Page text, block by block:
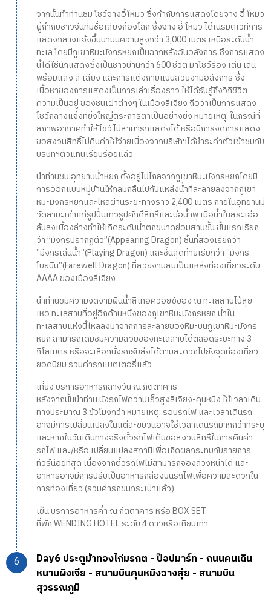
จากนั้นทำท่านชม โชว์จางอี้โหมว ซึ่งกำกับการแสดงโดยจาง อี้ โหมว
ผู้กำกับชาวจีนที่มีชื่อเสียงก้องโลก ซึ่งจาง อี้ โหมว ได้เนรมิตเวทีการ
แสดงกลางแจ้งขึ้นมาบนความสูงกว่า 3,000 เมตร เหนือระดับน้ำ
ทะเล โดยมีภูเขาหิมะมังกรหยกเป็นฉากหลังอันอลังการ ซึ่งการแสดง
นี้ได้ใช้นักแสดงซึ่งเป็นชาวบ้านกว่า 600 ชีวิต มาโชว์ร้อง เต้น เล่น
พร้อมแสง สี เสียง และการแต่งกายแบบสวยงามอลังการ ซึ่ง
เนื้อหาของการแสดงเป็นการเล่าเรื่องราว ให้ได้รับรู้ถึงวิถีชีวิต
ความเป็นอยู่ ของชนเผ่าต่างๆ ในเมืองลี่เจียง ถือว่าเป็นการแสดง
โชว์กลางแจ้งที่ยิ่งใหญ่ตระการตาเป็นอย่างยิ่ง หมายเหตุ: ในกรณีที่
สภาพอากาศทำให้โชว์ไม่สามารถแสดงได้ หรือมีการงดการแสดง
ขอสงวนสิทธิ์ไม่คืนค่าใช้จ่ายเนื่องจากบริษัทฯได้ชำระค่าตั๋วเข้าชมกับ
บริษัทฯตัวแทนเรียบร้อยแล้ว
นำท่านชม อุทยานน้ำหยก ตั้งอยู่ไม่ไกลจากภูเขาหิมะมังกรหยกโดยมี
การออกแบบหมู่บ้านให้กลมกลืนไปกับแหล่งน้ำที่ละลายลงจากภูเขา
หิมะมังกรหยกและไหลผ่านระยะทางราว 2,400 เมตร ภายในอุทยานมี
วัดลามะเก่าแก่รูปปั้นเทวรูปศักดิ์สิทธิ์และบ่อน้ำพุ เมื่อน้ำในสระเอ่อ
ล้นลงเบื้องล่างทำให้เกิดระดับน้ำตกขนาดย่อมสามชั้น ชั้นแรกเรียก
ว่า ”มังกรปรากฎตัว”(Appearing Dragon) ชั้นที่สองเรียกว่า
”มังกรเล่นน้ำ”(Playing Dragon) และชั้นสุดท้ายเรียกว่า ”มังกร
โบยบิน”(Farewell Dragon) ที่สวยงามสมเป็นแหล่งท่องเที่ยวระดับ
AAAA ของเมืองลี่เจียง
นำท่านชมความงดงามผืนน้ำสีเทอควอยซ์ของ ณ ทะเลสาบไป๋สุย
เหอ ทะเลสาบที่อยู่อีกด้านหนึ่งของภูเขาหิมะมังกรหยก น้ำใน
ทะเลสาบแห่งนี้ไหลลงมาจากการละลายของหิมะบนภูเขาหิมะมังกร
หยก สามารถเดิมชมความสวยของทะเลสาบได้ตลอดระยะทาง 3
กิโลเมตร หรือจะเลือกนั่งรถรับส่งได้ตามสะดวกไปยังจุดท่องเที่ยว
ยอดนิยม รวมค่ารถแบตเตอรี่แล้ว
เที่ยง บริการอาหารกลางวัน ณ ภัตตาคาร
หลังจากนั้นนำท่าน นั่งรถไฟความเร็วสูงลี่เจียง-คุนหมิง ใช้เวลาเดิน
ทางประมาณ 3 ขั่วโมงกว่า หมายเหตุ: รอบรถไฟ และเวลาเดินรถ
อาจมีการเปลี่ยนเปลงในแต่ละขบวนอาจใช้เวลาเดินรถมากกว่าที่ระบุ
และหากในวันเดินทางจริงตั๋วรถไฟเต็มขอสงวนสิทธิ์ในการคืนค่า
รถไฟ และ/หรือ เปลี่ยนแปลงสถานีเพื่อเกิดผลกระทบกับรายการ
ทัวร์น้อยที่สุด เนื่องจากตั๋วรถไฟไม่สามารถจองล่วงหน้าได้ และ
อาหารอาจมีการปรับเป็นอาหารกล่องบนรถไฟเพื่อความสะดวกใน
การท่องเที่ยว (รวมค่ารถขนกระเป๋าแล้ว)
เย็น บริการอาหารค่ำ ณ ภัตตาคาร หรือ BOX SET
ที่พัก WENDING HOTEL ระดับ 4 ดาวหรือเทียบเท่า
Day6 ประตูม้าทองไก่มรกต - ป๊อปมาร์ท - ถนนคนเดิน
หนานผิงเจีย - สนามบินคุนหมิงฉางสุ่ย - สนามบิน
สุวรรณภูมิ